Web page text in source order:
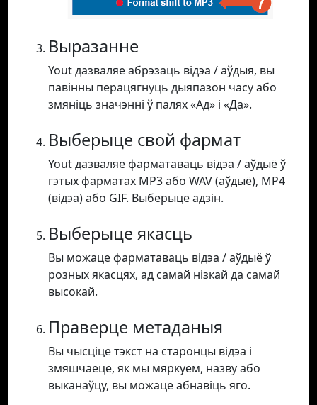
Выразанне
Yout дазваляе абрэзаць відэа / аўдыя, вы
павінны перацягнуць дыяпазон часу або
змяніць значэнні ў палях «Ад» і «Да».
Выберыце свой фармат
Yout дазваляе фарматаваць відэа / аўдыё ў
гэтых фарматах MP3 або WAV (аўдыё), MP4
(відэа) або GIF. Выберыце адзін.
Выберыце якасць
Вы можаце фарматаваць відэа / аўдыё ў
розных якасцях, ад самай нізкай да самай
высокай.
Праверце метаданыя
Вы чысціце тэкст на старонцы відэа і
змяшчаеце, як мы мяркуем, назву або
выканаўцу, вы можаце абнавіць яго.